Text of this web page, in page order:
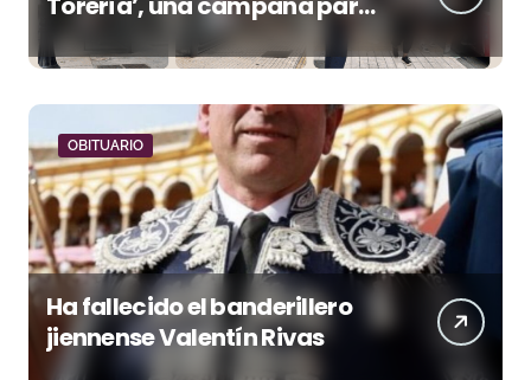
reivindicar los valores del
toreo más allá del ruedo
OBITUARIO
Ha fallecido el banderillero
jiennense Valentín Rivas